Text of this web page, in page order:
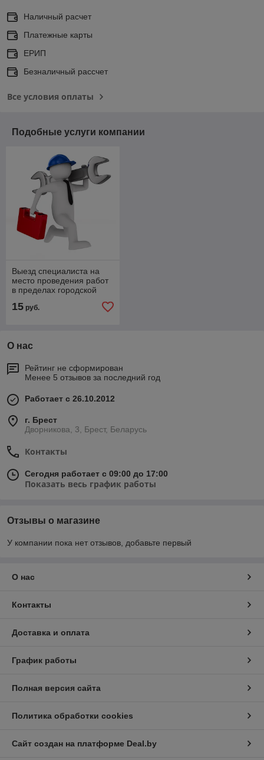
Наличный расчет
Платежные карты
ЕРИП
Безналичный рассчет
Все условия оплаты
Подобные услуги компании
Выезд специалиста на
место проведения работ
в пределах городской
15 руб.
О нас
Рейтинг не сформирован
Менее 5 отзывов за последний год
Работает с 26.10.2012
г. Брест
Дворникова, 3, Брест, Беларусь
Контакты
Сегодня работает с 09:00 до 17:00
Показать весь график работы
Отзывы о магазине
У компании пока нет отзывов, добавьте первый
О нас
Контакты
Доставка и оплата
График работы
Полная версия сайта
Политика обработки cookies
Сайт создан на платформе Deal.by